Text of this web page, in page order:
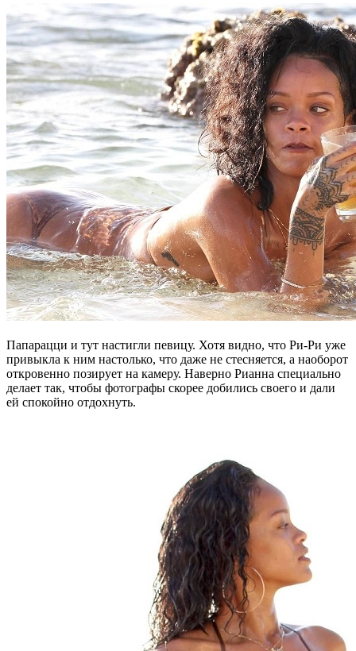
Папарацци и тут настигли певицу. Хотя видно, что Ри-Ри уже
привыкла к ним настолько, что даже не стесняется, а наоборот
откровенно позирует на камеру. Наверно Рианна специально
делает так, чтобы фотографы скорее добились своего и дали
ей спокойно отдохнуть.